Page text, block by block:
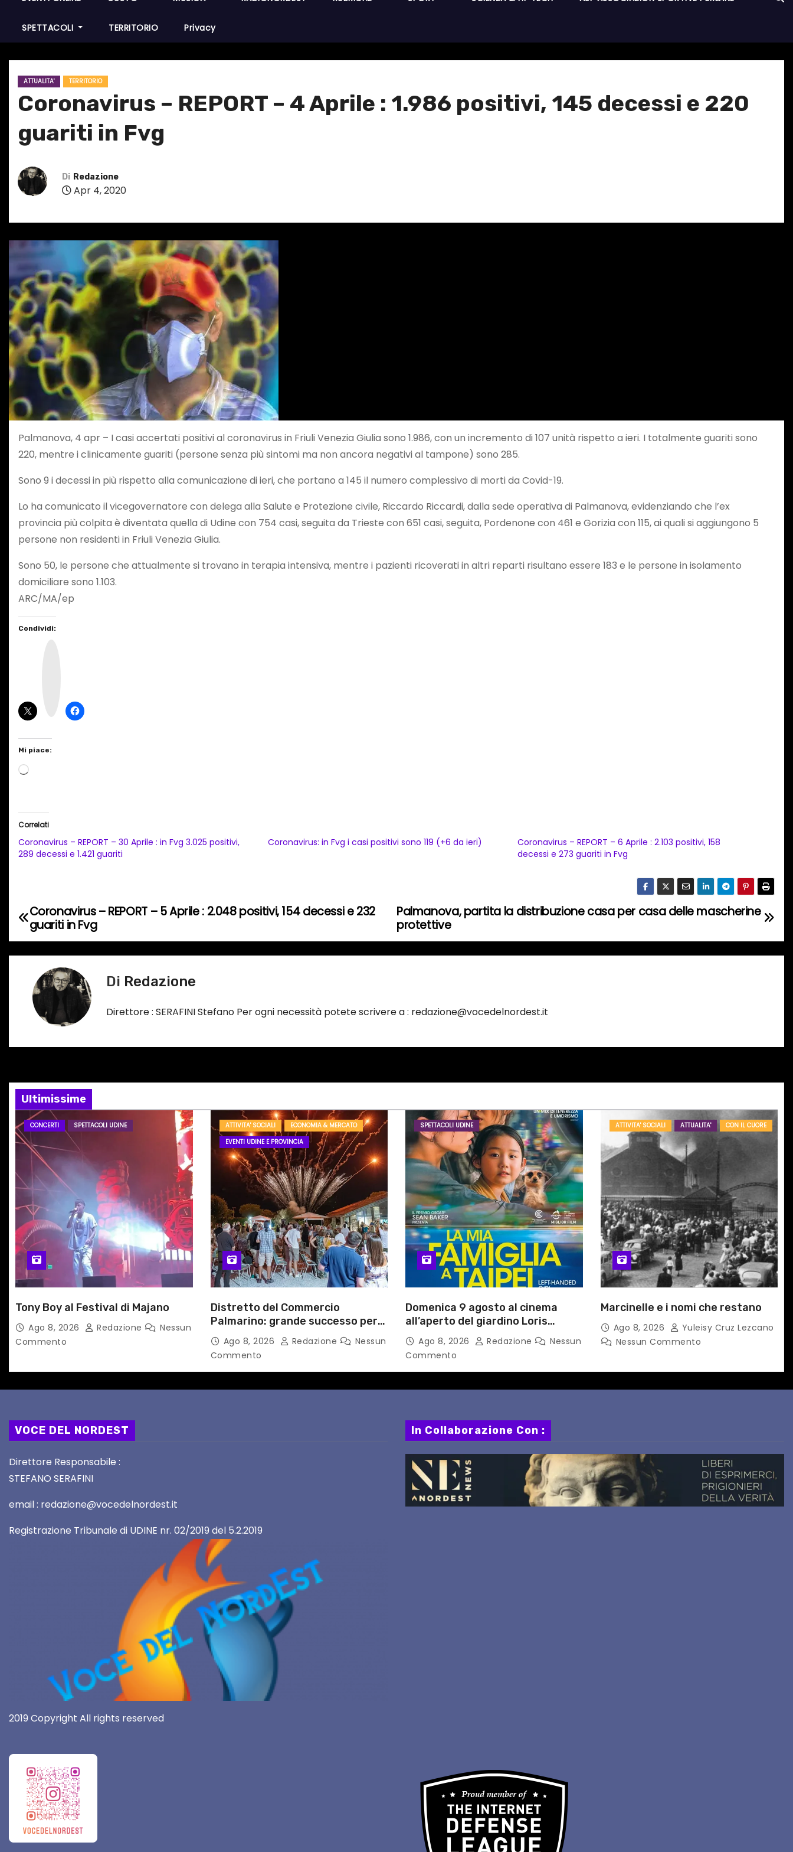
SPETTACOLI TERRITORIO Privacy
ATTUALITA' TERRITORIO
Coronavirus – REPORT – 4 Aprile : 1.986 positivi, 145 decessi e 220
guariti in Fvg
Di Redazione
Apr 4, 2020
Palmanova, 4 apr – I casi accertati positivi al coronavirus in Friuli Venezia Giulia sono 1.986, con un incremento di 107 unità rispetto a ieri. I totalmente guariti sono
220, mentre i clinicamente guariti (persone senza più sintomi ma non ancora negativi al tampone) sono 285.
Sono 9 i decessi in più rispetto alla comunicazione di ieri, che portano a 145 il numero complessivo di morti da Covid-19.
Lo ha comunicato il vicegovernatore con delega alla Salute e Protezione civile, Riccardo Riccardi, dalla sede operativa di Palmanova, evidenziando che l’ex
provincia più colpita è diventata quella di Udine con 754 casi, seguita da Trieste con 651 casi, seguita, Pordenone con 461 e Gorizia con 115, ai quali si aggiungono 5
persone non residenti in Friuli Venezia Giulia.
Sono 50, le persone che attualmente si trovano in terapia intensiva, mentre i pazienti ricoverati in altri reparti risultano essere 183 e le persone in isolamento
domiciliare sono 1.103.
ARC/MA/ep
Condividi:
Mi piace:
C
a
t
o
c
o
o
Correlati
Coronavirus – REPORT – 30 Aprile : in Fvg 3.025 positivi,
289 decessi e 1.421 guariti
Coronavirus: in Fvg i casi positivi sono 119 (+6 da ieri)
Coronavirus – REPORT – 6 Aprile : 2.103 positivi, 158
decessi e 273 guariti in Fvg
N
a
i
o
n
a
r
t
i
c
o
l
Palmanova, partita la distribuzione casa per casa delle mascherine
protettive
Coronavirus – REPORT – 5 Aprile : 2.048 positivi, 154 decessi e 232
guariti in Fvg
Di Redazione
Direttore : SERAFINI Stefano Per ogni necessità potete scrivere a : redazione@vocedelnordest.it
Ultimissime
CONCERTI SPETTACOLI UDINE
Tony Boy al Festival di Majano
Ago 8, 2026 Redazione
Nessun
Commento
ATTIVITA' SOCIALI
ECONOMIA & MERCATO
EVENTI UDINE E PROVINCIA
Distretto del Commercio
Palmarino: grande successo per
la prima festa delle imprese del
territorio
Ago 8, 2026 Redazione
Nessun
Commento
SPETTACOLI UDINE
Domenica 9 agosto al cinema
all’aperto del giardino Loris
Fortuna LA MIA FAMIGLIA A TAIPEI
Ago 8, 2026 Redazione
Nessun
Commento
ATTIVITA' SOCIALI ATTUALITA' CON IL CUORE
Marcinelle e i nomi che restano
Ago 8, 2026
Yuleisy Cruz Lezcano
Nessun Commento
VOCE DEL NORDEST
Direttore Responsabile :
STEFANO SERAFINI
email : redazione@vocedelnordest.it
Registrazione Tribunale di UDINE nr. 02/2019 del 5.2.2019
2019 Copyright All rights reserved
In Collaborazione Con :